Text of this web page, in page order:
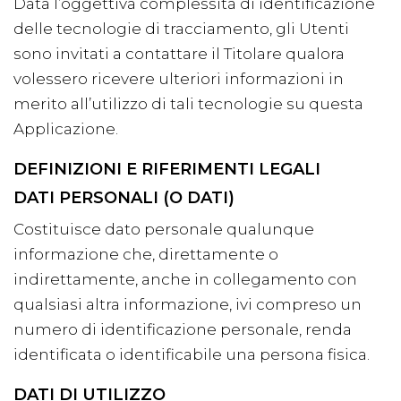
Data l’oggettiva complessità di identificazione
delle tecnologie di tracciamento, gli Utenti
sono invitati a contattare il Titolare qualora
volessero ricevere ulteriori informazioni in
merito all’utilizzo di tali tecnologie su questa
Applicazione.
DEFINIZIONI E RIFERIMENTI LEGALI
DATI PERSONALI (O DATI)
Costituisce dato personale qualunque
informazione che, direttamente o
indirettamente, anche in collegamento con
qualsiasi altra informazione, ivi compreso un
numero di identificazione personale, renda
identificata o identificabile una persona fisica.
DATI DI UTILIZZO